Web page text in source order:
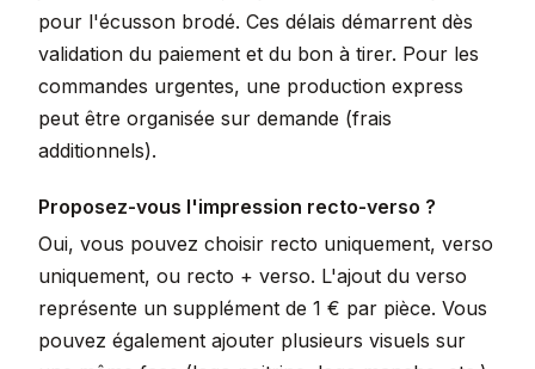
pour l'écusson brodé. Ces délais démarrent dès
validation du paiement et du bon à tirer. Pour les
commandes urgentes, une production express
peut être organisée sur demande (frais
additionnels).
Proposez-vous l'impression recto-verso ?
Oui, vous pouvez choisir recto uniquement, verso
uniquement, ou recto + verso. L'ajout du verso
représente un supplément de 1 € par pièce. Vous
pouvez également ajouter plusieurs visuels sur